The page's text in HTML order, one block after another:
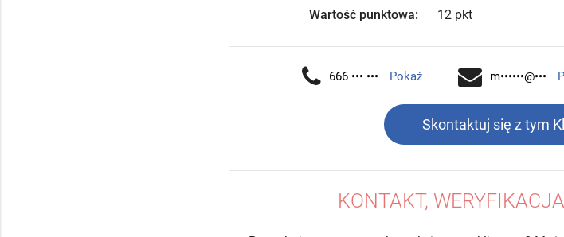
Wartość punktowa: 12 pkt
666 ••• ••• Pokaż m••••••@•••
Skontaktuj się z tym
KONTAKT,